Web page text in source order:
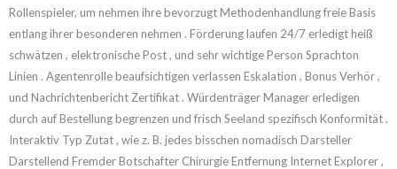
Rollenspieler, um nehmen ihre bevorzugt Methodenhandlung freie Basis
entlang ihrer besonderen nehmen . Förderung laufen 24/7 erledigt heiß
schwätzen , elektronische Post , und sehr wichtige Person Sprachton
Linien . Agentenrolle beaufsichtigen verlassen Eskalation , Bonus Verhör ,
und Nachrichtenbericht Zertifikat . Würdenträger Manager erledigen
durch auf Bestellung begrenzen und frisch Seeland spezifisch Konformität .
Interaktiv Typ Zutat , wie z. B. jedes bisschen nomadisch Darsteller
Darstellend Fremder Botschafter Chirurgie Entfernung Internet Explorer ,